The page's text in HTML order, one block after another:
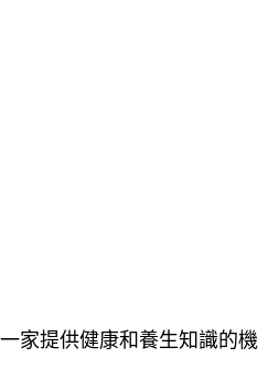
家提供健康和養生知識的機